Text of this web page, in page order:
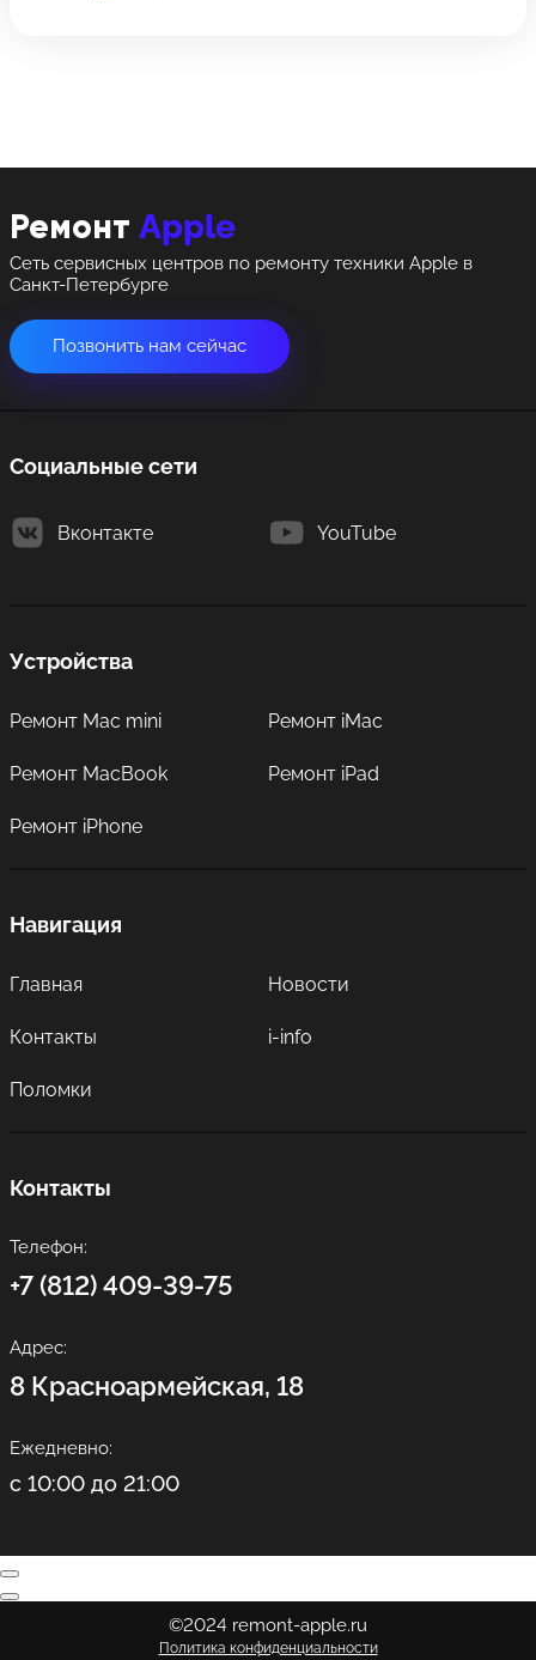
Ремонт Apple
Сеть сервисных центров по ремонту техники Apple в
Санкт-Петербурге
Позвонить нам сейчас
Социальные сети
Вконтакте YouTube
Устройства
Ремонт Mac mini Ремонт iMac
Ремонт MacBook Ремонт iPad
Ремонт iPhone
Навигация
Главная Новости
Контакты i-info
Поломки
Контакты
Телефон:
+7 (812) 409-39-75
Адрес:
8 Красноармейская, 18
Ежедневно:
с 10:00 до 21:00
©2024 remont-apple.ru
Политика конфиденциальности
8 Красноармейская, 18